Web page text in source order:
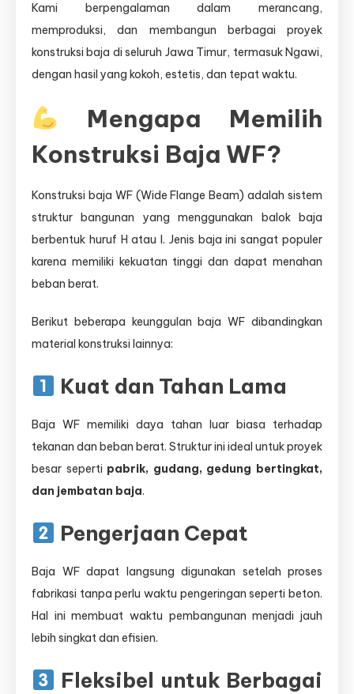
Kami berpengalaman dalam merancang,
memproduksi, dan membangun berbagai proyek
konstruksi baja di seluruh Jawa Timur, termasuk Ngawi,
dengan hasil yang kokoh, estetis, dan tepat waktu.
Mengapa Memilih
Konstruksi Baja WF?
Konstruksi baja WF (Wide Flange Beam) adalah sistem
struktur bangunan yang menggunakan balok baja
berbentuk huruf H atau I. Jenis baja ini sangat populer
karena memiliki kekuatan tinggi dan dapat menahan
beban berat.
Berikut beberapa keunggulan baja WF dibandingkan
material konstruksi lainnya:
Kuat dan Tahan Lama
Baja WF memiliki daya tahan luar biasa terhadap
tekanan dan beban berat. Struktur ini ideal untuk proyek
besar seperti pabrik, gudang, gedung bertingkat,
dan jembatan baja.
Pengerjaan Cepat
Baja WF dapat langsung digunakan setelah proses
fabrikasi tanpa perlu waktu pengeringan seperti beton.
Hal ini membuat waktu pembangunan menjadi jauh
lebih singkat dan efisien.
Fleksibel untuk Berbagai